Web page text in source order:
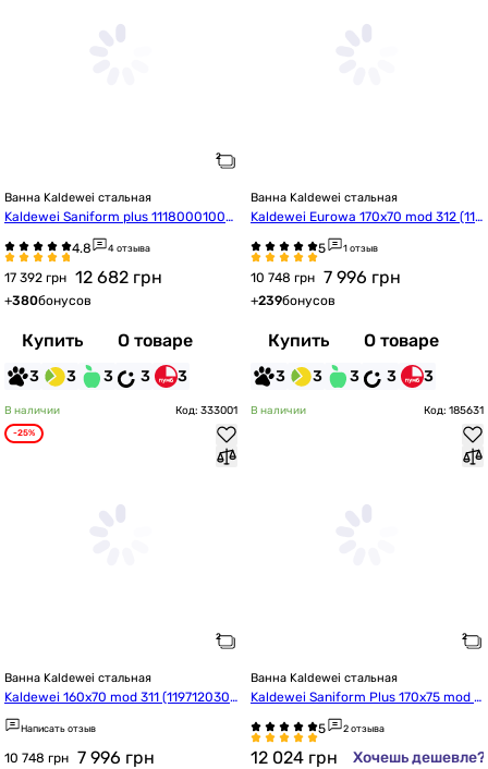
Ванна Kaldewei стальная
Kaldewei Saniform plus 11180001000
4 отзыва
17 392 грн 12 682 грн
+380бонусов
Купить О товаре
3 3 3 3 3
Ванна Kaldewei стальная
Kaldewei Eurowa 170x70 mod 312 (119
1 отзыв
10 748 грн 7 996 грн
+239бонусов
Купить О товаре
3 3 3 3 3
В наличии Код: 333001
-25%
Ванна Kaldewei стальная
Kaldewei 160х70 mod 311 (119712030
001)
Написать отзыв
10 748 грн 7 996 грн
В наличии Код: 185631
Ванна Kaldewei стальная
Kaldewei Saniform Plus 170x75 mod 3
73-1 (112600010001)
2 отзыва
12 024 грн Хочешь дешевле?